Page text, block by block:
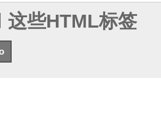
这些HTML标签